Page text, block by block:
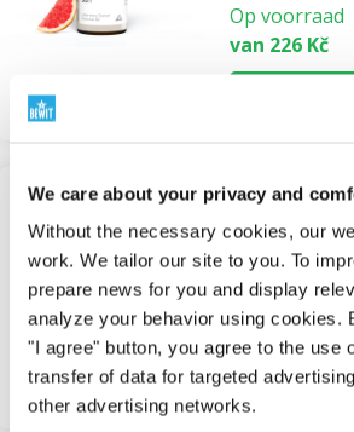
We care about your privacy and
Without the necessary cookies, our
work. We tailor our site to you. To
prepare news for you and display
analyze your behavior using cookies.
"I agree" button, you agree to the use
transfer of data for targeted
other advertising networks.
Op voorraad
van 226 Kč
Hair Serum
Haaroliën en
Op voorraad
van 1 101 Kč
Bekijken